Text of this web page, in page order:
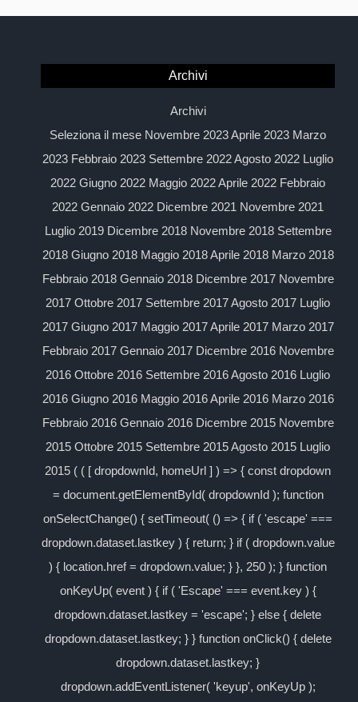
Archivi
Archivi
Seleziona il mese Novembre 2023 Aprile 2023 Marzo
2023 Febbraio 2023 Settembre 2022 Agosto 2022 Luglio
2022 Giugno 2022 Maggio 2022 Aprile 2022 Febbraio
2022 Gennaio 2022 Dicembre 2021 Novembre 2021
Luglio 2019 Dicembre 2018 Novembre 2018 Settembre
2018 Giugno 2018 Maggio 2018 Aprile 2018 Marzo 2018
Febbraio 2018 Gennaio 2018 Dicembre 2017 Novembre
2017 Ottobre 2017 Settembre 2017 Agosto 2017 Luglio
2017 Giugno 2017 Maggio 2017 Aprile 2017 Marzo 2017
Febbraio 2017 Gennaio 2017 Dicembre 2016 Novembre
2016 Ottobre 2016 Settembre 2016 Agosto 2016 Luglio
2016 Giugno 2016 Maggio 2016 Aprile 2016 Marzo 2016
Febbraio 2016 Gennaio 2016 Dicembre 2015 Novembre
2015 Ottobre 2015 Settembre 2015 Agosto 2015 Luglio
2015 ( ( [ dropdownId, homeUrl ] ) => { const dropdown
= document.getElementById( dropdownId ); function
onSelectChange() { setTimeout( () => { if ( 'escape' ===
dropdown.dataset.lastkey ) { return; } if ( dropdown.value
) { location.href = dropdown.value; } }, 250 ); } function
onKeyUp( event ) { if ( 'Escape' === event.key ) {
dropdown.dataset.lastkey = 'escape'; } else { delete
dropdown.dataset.lastkey; } } function onClick() { delete
dropdown.dataset.lastkey; }
dropdown.addEventListener( 'keyup', onKeyUp );